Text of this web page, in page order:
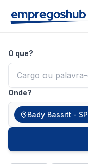
O que?
Onde?
Bady Bassitt - SP